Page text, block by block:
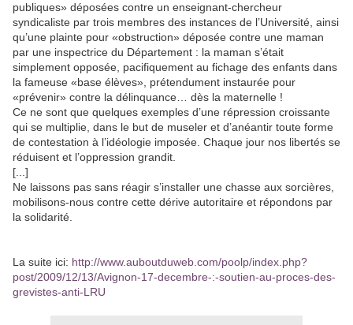
publiques» déposées contre un enseignant-chercheur
syndicaliste par trois membres des instances de l’Université, ainsi
qu’une plainte pour «obstruction» déposée contre une maman
par une inspectrice du Département : la maman s’était
simplement opposée, pacifiquement au fichage des enfants dans
la fameuse «base élèves», prétendument instaurée pour
«prévenir» contre la délinquance… dès la maternelle !
Ce ne sont que quelques exemples d’une répression croissante
qui se multiplie, dans le but de museler et d’anéantir toute forme
de contestation à l’idéologie imposée. Chaque jour nos libertés se
réduisent et l’oppression grandit.
[...]
Ne laissons pas sans réagir s’installer une chasse aux sorcières,
mobilisons-nous contre cette dérive autoritaire et répondons par
la solidarité.
La suite ici: http://www.auboutduweb.com/poolp/index.php?
post/2009/12/13/Avignon-17-decembre-:-soutien-au-proces-des-
grevistes-anti-LRU